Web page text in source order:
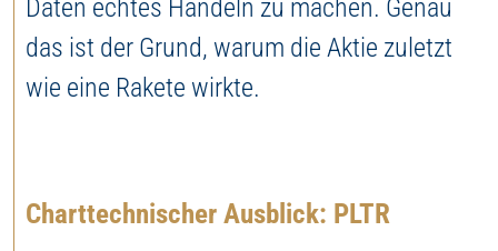
Daten echtes Handeln zu machen. Genau
das ist der Grund, warum die Aktie zuletzt
wie eine Rakete wirkte.
Charttechnischer Ausblick: PLTR